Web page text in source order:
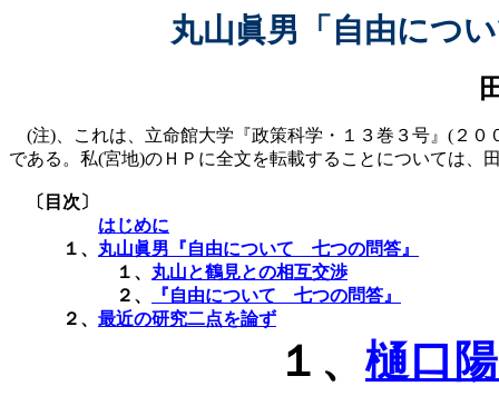
丸山眞男「自由につ
(注) 、これは、立命館大学『政策科学・１３巻３号』 ( ２０
である。私(宮地)のＨＰに全文を転載することについては、
〔目次〕
はじめに
１、 丸山眞男『自由について 七つの問答』
１、 丸山と鶴見との相互交渉
２、
『自由について 七つの問答』
２、 最近の研究二点を論ず
１、 樋口